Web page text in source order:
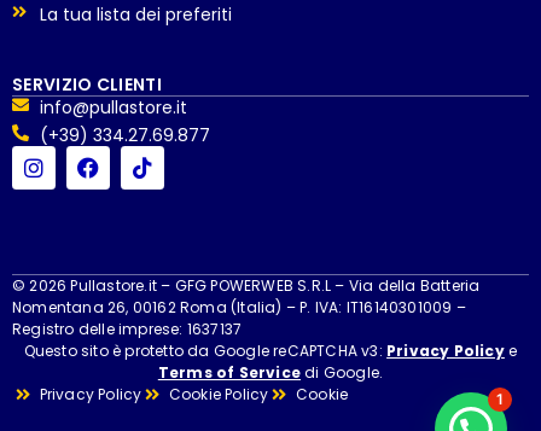
La tua lista dei preferiti
SERVIZIO CLIENTI
info@pullastore.it
(+39) 334.27.69.877
© 2026 Pullastore.it – GFG POWERWEB S.R.L – Via della Batteria
Nomentana 26, 00162 Roma (Italia) – P. IVA: IT16140301009 –
Registro delle imprese: 1637137
Questo sito è protetto da Google reCAPTCHA v3: Privacy Policye
Terms of Servicedi Google.
Privacy Policy
Cookie Policy Cookie 1